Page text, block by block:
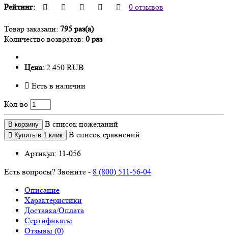
Рейтинг: 0 отзывов
Товар заказали: 795 раз(а)
Количество возвратов: 0 раз
Цена: 2 450 RUB
Есть в наличии
Кол-во
В корзину В список пожеланий
Купить в 1 клик
В список сравнений
Артикул: 11-056
Есть вопросы? Звоните - 8 (800) 511-56-04
Описание
Характеристики
Доставка/Оплата
Сертификаты
Отзывы (0)